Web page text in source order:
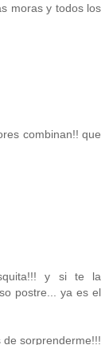
moras y todos los
combinan!! que
y si te la
postre... ya es el
de sorprenderme!!!